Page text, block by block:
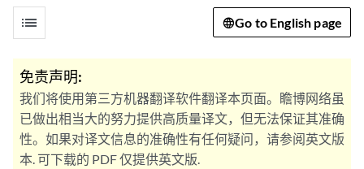
list Go to English page
免责声明:
我们将使用第三方机器翻译软件翻译本页面。瞻博网络虽
已做出相当大的努力提供高质量译文，但无法保证其准确
性。如果对译文信息的准确性有任何疑问，请参阅英文版
本. 可下载的 PDF 仅提供英文版.